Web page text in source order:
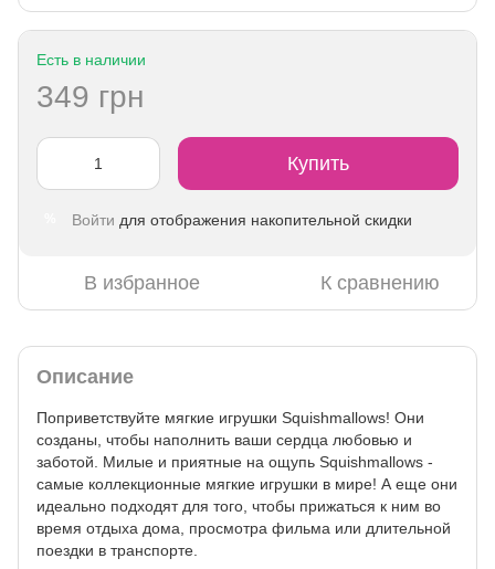
Есть в наличии
349 грн
Купить
Войти для отображения накопительной скидки
В избранное К сравнению
Описание
Поприветствуйте мягкие игрушки Squishmallows! Они
созданы, чтобы наполнить ваши сердца любовью и
заботой. Милые и приятные на ощупь Squishmallows -
самые коллекционные мягкие игрушки в мире! А еще они
идеально подходят для того, чтобы прижаться к ним во
время отдыха дома, просмотра фильма или длительной
поездки в транспорте.